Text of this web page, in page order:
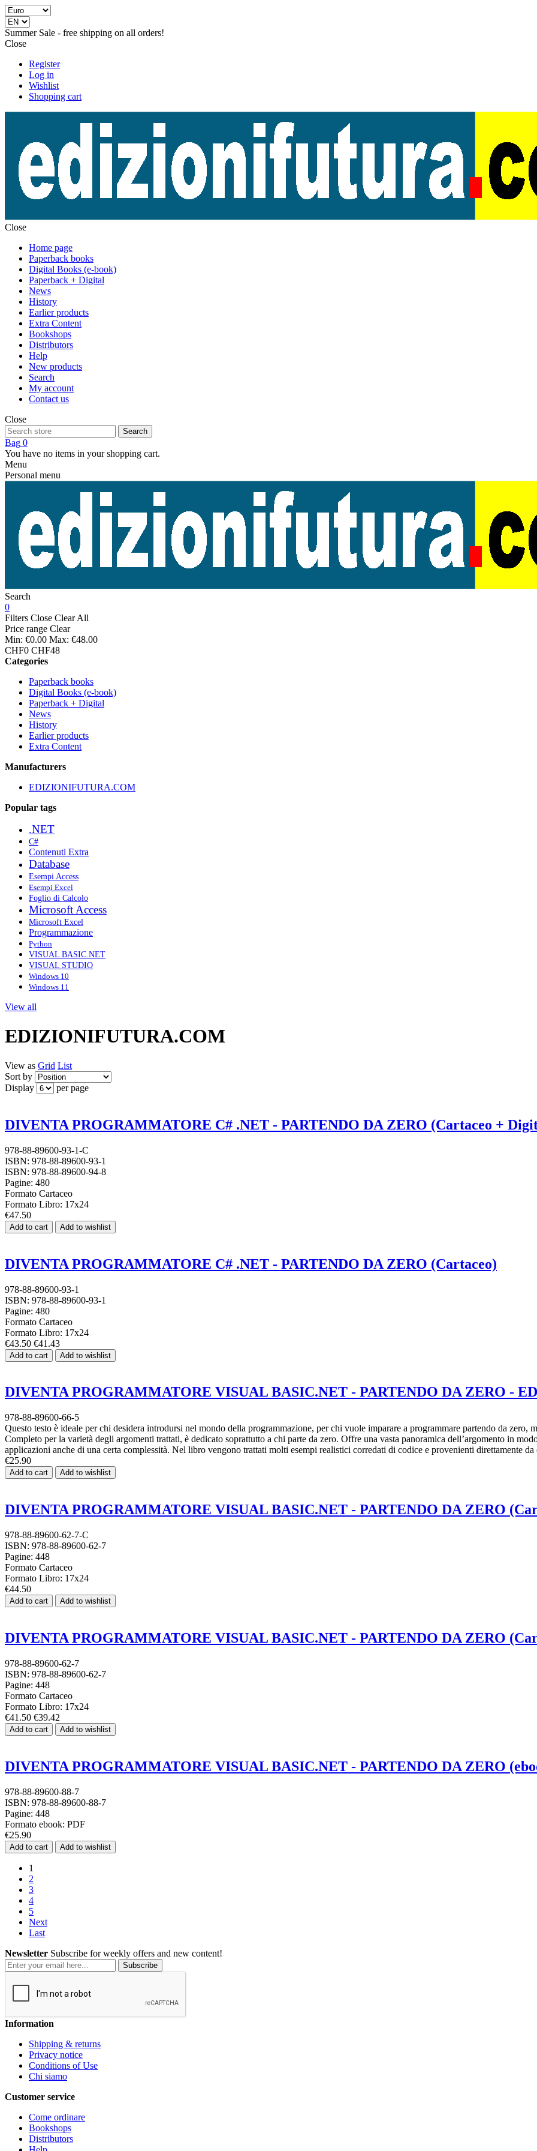
Summer Sale - free shipping on all orders!
Close
Register
Log in
Wishlist
Shopping cart
Close
Home page
Paperback books
Digital Books (e-book)
Paperback + Digital
News
History
Earlier products
Extra Content
Bookshops
Distributors
Help
New products
Search
My account
Contact us
Close
Search
Bag 0
You have no items in your shopping cart.
Menu
Personal menu
Search
0
Filters Close Clear All
Price range Clear
Min: €0.00 Max: €48.00
CHF0 CHF48
Categories
Paperback books
Digital Books (e-book)
Paperback + Digital
News
History
Earlier products
Extra Content
Manufacturers
EDIZIONIFUTURA.COM
Popular tags
.NET
C#
Contenuti Extra
Database
Esempi Access
Esempi Excel
Foglio di Calcolo
Microsoft Access
Microsoft Excel
Programmazione
Python
VISUAL BASIC.NET
VISUAL STUDIO
Windows 10
Windows 11
View all
EDIZIONIFUTURA.COM
View as Grid List
Sort by
Display
per page
DIVENTA PROGRAMMATORE C# .NET - PARTENDO DA ZERO (Cartaceo +
978-88-89600-93-1-C
ISBN: 978-88-89600-93-1
ISBN: 978-88-89600-94-8
Pagine: 480
Formato Cartaceo
Formato Libro: 17x24
€47.50
Add to cart Add to wishlist
DIVENTA PROGRAMMATORE C# .NET - PARTENDO DA ZERO (Cartaceo)
978-88-89600-93-1
ISBN: 978-88-89600-93-1
Pagine: 480
Formato Cartaceo
Formato Libro: 17x24
€43.50 €41.43
Add to cart Add to wishlist
DIVENTA PROGRAMMATORE VISUAL BASIC.NET - PARTENDO DA ZERO -
978-88-89600-66-5
Questo testo è ideale per chi desidera introdursi nel mondo della programmazione, per chi vuole imparare a programmare partendo da zero,
Completo per la varietà degli argomenti trattati, è dedicato soprattutto a chi parte da zero. Offre una vasta panoramica dell’argomento in
applicazioni anche di una certa complessità. Nel libro vengono trattati molti esempi realistici corredati di codice e provenienti direttamente
€25.90
Add to cart Add to wishlist
DIVENTA PROGRAMMATORE VISUAL BASIC.NET - PARTENDO DA ZERO
978-88-89600-62-7-C
ISBN: 978-88-89600-62-7
Pagine: 448
Formato Cartaceo
Formato Libro: 17x24
€44.50
Add to cart Add to wishlist
DIVENTA PROGRAMMATORE VISUAL BASIC.NET - PARTENDO DA ZERO
978-88-89600-62-7
ISBN: 978-88-89600-62-7
Pagine: 448
Formato Cartaceo
Formato Libro: 17x24
€41.50 €39.42
Add to cart Add to wishlist
DIVENTA PROGRAMMATORE VISUAL BASIC.NET - PARTENDO DA ZERO
978-88-89600-88-7
ISBN: 978-88-89600-88-7
Pagine: 448
Formato ebook: PDF
€25.90
Add to cart Add to wishlist
1
2
3
4
5
Next
Last
Newsletter Subscribe for weekly offers and new content!
Subscribe
Information
Shipping & returns
Privacy notice
Conditions of Use
Chi siamo
Customer service
Come ordinare
Bookshops
Distributors